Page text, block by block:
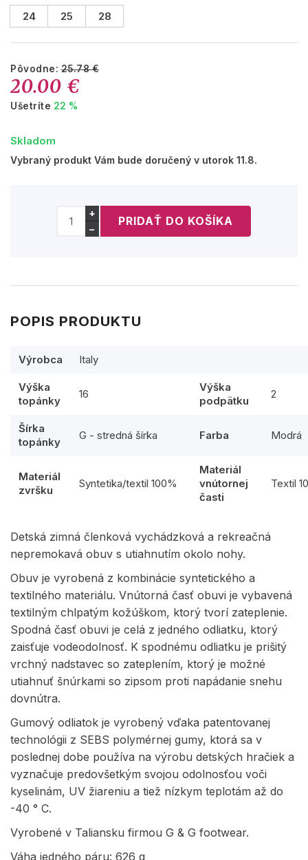
24 25 28
Pôvodne:25.78 €
20.00 €
Ušetríte 22 %
Skladom
Vybraný produkt Vám bude doručený v utorok 11.8.
+
−
POPIS PRODUKTU
Výrobca Italy
Výška
topánky
16
Výška
podpätku
2
Šírka
topánky
G - stredná šírka Farba Modrá
Materiál
zvršku
Syntetika/textil 100%
Materiál
vnútornej
časti
Textil
Detská zimná členková vychádzková a rekreačná
nepremokavá obuv s utiahnutím okolo nohy.
Obuv je vyrobená z kombinácie syntetického a
textilného materiálu. Vnútorná časť obuvi je vybavená
textilným chlpatým kožúškom, ktorý tvorí zateplenie.
Spodná časť obuvi je celá z jedného odliatku, ktorý
zaisťuje vodeodolnosť. K spodnému odliatku je prišitý
vrchný nadstavec so zateplením, ktorý je možné
utiahnuť šnúrkami so zipsom proti napádanie snehu
dovnútra.
Gumový odliatok je vyrobený vďaka patentovanej
technológii z SEBS polymérnej gumy, ktorá sa v
poslednej dobe používa na výrobu detských hračiek a
vyznačuje predovšetkým svojou odolnosťou voči
kyselinám, UV žiareniu a tiež nízkym teplotám až do
-40 ° C.
Vyrobené v Taliansku firmou G & G footwear.
Váha jedného páru: 626 g